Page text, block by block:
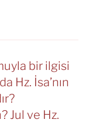
bir ilgisi
Hz. İsa’nın
Jul ve Hz.